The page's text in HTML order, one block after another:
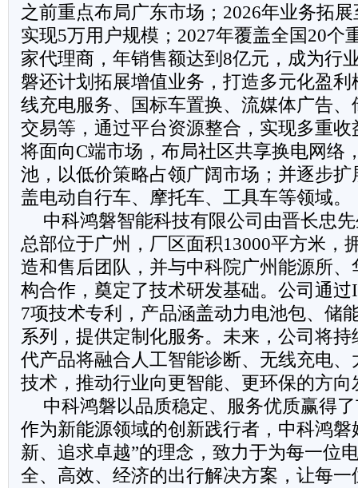
之前重点布局广东市场；2026年业务拓
实现5万用户规模；2027年覆盖全国20个
家代理商，年销售额达到8亿元，成为行
磐还计划拓展增值业务，打造多元化盈
线充电服务、国标车置换、流媒体广告
交易等，通过平台资源整合，实现多重
将面向C端市场，布局社区共享换电网络
池，以低价策略占领广阔市场；并逐步
盖电动自行车、摩托车、工具车等领域。
中科鸿磐智能科技有限公司由晋长忠
总部位于广州，厂区面积13000平方米，
造和售后团队，并与中科院广州能源所
构合作，奠定了技术研发基础。公司通过
7项技术专利，产品涵盖动力电池包、储
系列，提供定制化服务。未来，公司将
代产品将融合人工智能诊断、无线充电
技术，推动行业向更智能、更环保的方向
中科鸿磐以品质稳定、服务优质赢得
作为新能源领域的创新践行者，中科鸿磐
新、追求卓越”的理念，致力于为每一位
全、高效、经济的出行解决方案，让每